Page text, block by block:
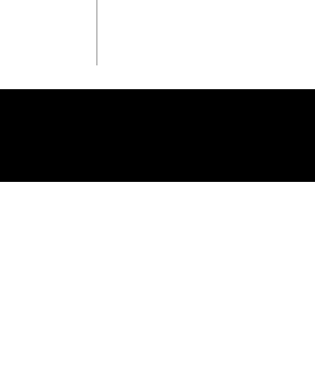
ACCELERATION